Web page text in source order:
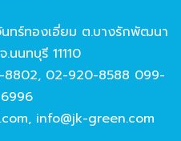
ทร์ทองเอี่ยม ต.บางรักพัฒนา
นนทบุรี 11110
, 02-920-8588 099-
, info@jk-green.com